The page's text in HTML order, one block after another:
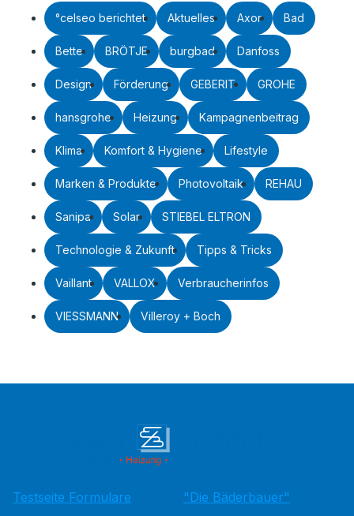
°celseo berichtet Aktuelles Axor Bad
Bette BRÖTJE burgbad Danfoss
Design Förderung GEBERIT GROHE
hansgrohe Heizung Kampagnenbeitrag
Klima Komfort & Hygiene Lifestyle
Marken & Produkte Photovoltaik REHAU
Sanipa Solar STIEBEL ELTRON
Technologie & Zukunft Tipps & Tricks
Vaillant VALLOX Verbraucherinfos
VIESSMANN Villeroy + Boch
Testseite Formulare
"Die Bäderbauer"